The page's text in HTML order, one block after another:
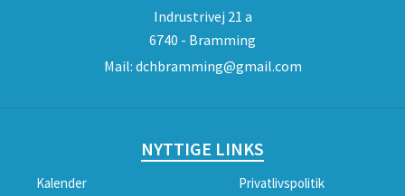
Indrustrivej 21 a
6740 - Bramming
Mail: dchbramming@gmail.com
NYTTIGE LINKS
Kalender
Privatlivspolitik